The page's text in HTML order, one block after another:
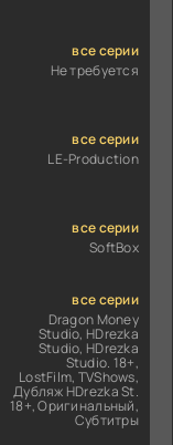
все серии
Не требуется
все серии
LE-Production
все серии
SoftBox
все серии
Dragon Money
Studio, HDrezka
Studio, HDrezka
Studio. 18+,
LostFilm, TVShows,
Дубляж HDrezka St.
18+, Оригинальный,
Субтитры